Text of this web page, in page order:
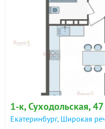
1-к, Суходольская, 47
Екатеринбург, Широкая